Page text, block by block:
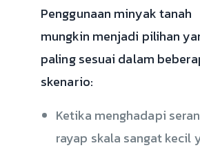
Penggunaan minyak tanah
mungkin menjadi pilihan
paling sesuai dalam
skenario:
Ketika menghadapi
rayap skala sangat kecil